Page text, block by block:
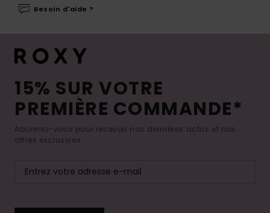
Besoin d'aide ?
15% SUR VOTRE
PREMIÈRE COMMANDE*
Abonnez-vous pour recevoir nos dernières actus et nos
offres exclusives.